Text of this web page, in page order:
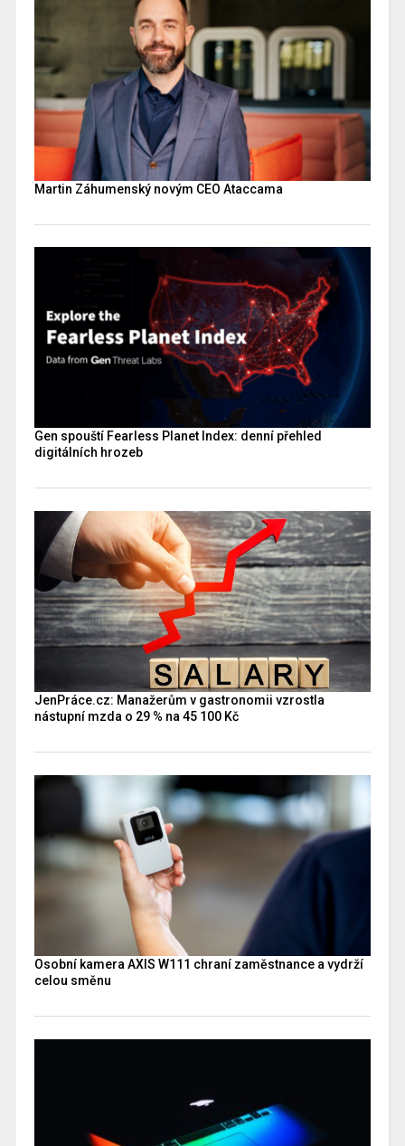
Martin Záhumenský novým CEO Ataccama
Gen spouští Fearless Planet Index: denní přehled
digitálních hrozeb
JenPráce.cz: Manažerům v gastronomii vzrostla
nástupní mzda o 29 % na 45 100 Kč
Osobní kamera AXIS W111 chraní zaměstnance a vydrží
celou směnu